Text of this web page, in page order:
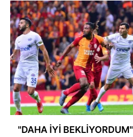
"DAHA İYİ BEKLİYORDUM"